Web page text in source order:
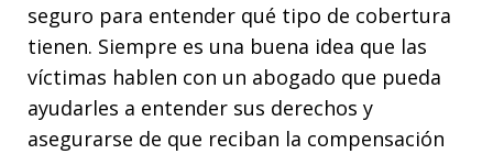
seguro para entender qué tipo de cobertura
tienen. Siempre es una buena idea que las
víctimas hablen con un abogado que pueda
ayudarles a entender sus derechos y
asegurarse de que reciban la compensación